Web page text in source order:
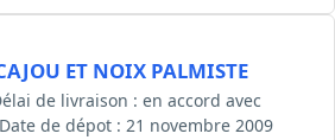
ET NOIX PALMISTE
de livraison : en accord avec
de dépot : 21 novembre 2009